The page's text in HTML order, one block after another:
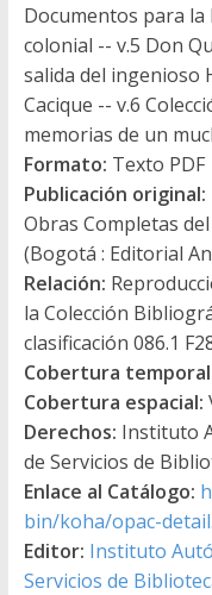
Documentos para
colonial -- v.5 Don
salida del ingenioso
Cacique -- v.6
memorias de un
Formato: Texto PDF
Publicación original:
Obras Completas
(Bogotá : Editorial
Relación:
la Colección
clasificación 086.1
Cobertura
Cobertura espacial:
Derechos: Instituto
de Servicios de
Enlace al Catálogo:
bin/koha/opac-
Editor: Instituto
Servicios de